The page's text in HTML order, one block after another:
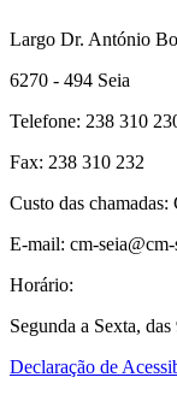
Largo Dr. António
6270 - 494 Seia
Telefone: 238 310
Fax: 238 310 232
Custo das
E-mail: cm-seia@cm-
Horário:
Segunda a Sexta, das
Declaração de